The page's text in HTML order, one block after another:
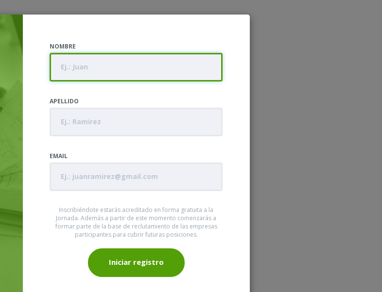
NOMBRE
APELLIDO
EMAIL
Inscribiéndote estarás acreditado en forma gratuita a la
Jornada. Además a partir de este momento comenzarás a
formar parte de la base de reclutamiento de las empresas
participantes para cubrir futuras posiciones.
Iniciar registro